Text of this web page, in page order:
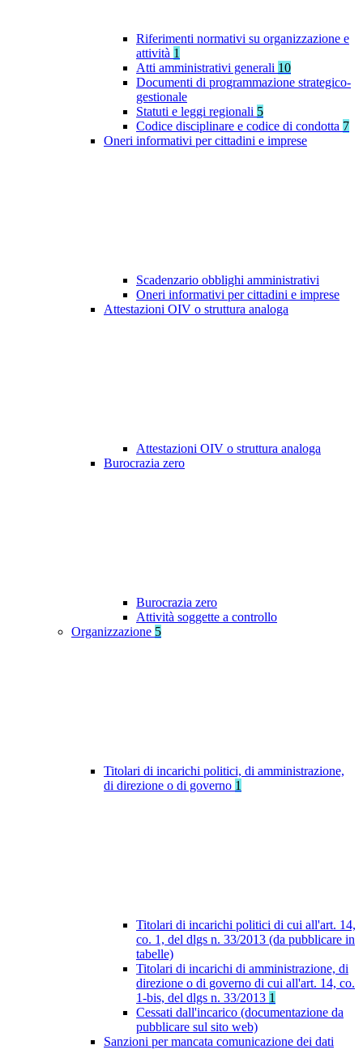
Riferimenti normativi su organizzazione e
attività 1
Atti amministrativi generali 10
Documenti di programmazione strategico-
gestionale
Statuti e leggi regionali 5
Codice disciplinare e codice di condotta 7
Oneri informativi per cittadini e imprese
Scadenzario obblighi amministrativi
Oneri informativi per cittadini e imprese
Attestazioni OIV o struttura analoga
Attestazioni OIV o struttura analoga
Burocrazia zero
Burocrazia zero
Attività soggette a controllo
Organizzazione 5
Titolari di incarichi politici, di amministrazione,
di direzione o di governo 1
Titolari di incarichi politici di cui all'art. 14,
co. 1, del dlgs n. 33/2013 (da pubblicare in
tabelle)
Titolari di incarichi di amministrazione, di
direzione o di governo di cui all'art. 14, co.
1-bis, del dlgs n. 33/2013 1
Cessati dall'incarico (documentazione da
pubblicare sul sito web)
Sanzioni per mancata comunicazione dei dati